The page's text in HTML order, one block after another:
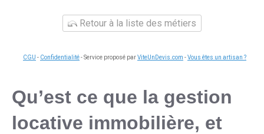
Retour à la liste des métiers
CGU - Confidentialité- Service proposé parViteUnDevis.com -Vous êtes un artisan ?
Qu’est ce que la gestion
locative immobilière, et